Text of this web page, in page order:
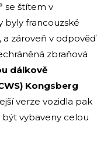
se štítem v
byly francouzské
a zároveň v odpověď
zbraňová
dálkově
Kongsberg
verze vozidla pak
vybaveny celou